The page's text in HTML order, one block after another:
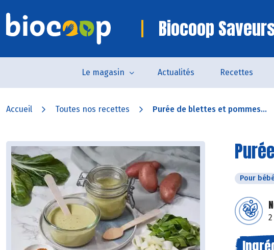
Biocoop
Le magasin Actualités Recettes
Accueil Toutes nos recettes Purée de blettes et pommes...
Pour